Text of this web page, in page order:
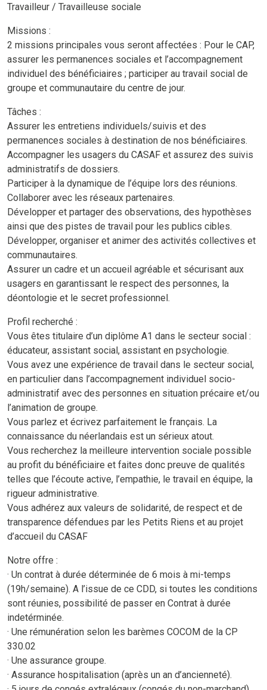
Travailleur / Travailleuse sociale
Missions :
2 missions principales vous seront affectées : Pour le CAP,
assurer les permanences sociales et l’accompagnement
individuel des bénéficiaires ; participer au travail social de
groupe et communautaire du centre de jour.
Tâches :
Assurer les entretiens individuels/suivis et des
permanences sociales à destination de nos bénéficiaires.
Accompagner les usagers du CASAF et assurez des suivis
administratifs de dossiers.
Participer à la dynamique de l’équipe lors des réunions.
Collaborer avec les réseaux partenaires.
Développer et partager des observations, des hypothèses
ainsi que des pistes de travail pour les publics cibles.
Développer, organiser et animer des activités collectives et
communautaires.
Assurer un cadre et un accueil agréable et sécurisant aux
usagers en garantissant le respect des personnes, la
déontologie et le secret professionnel.
Profil recherché :
Vous êtes titulaire d’un diplôme A1 dans le secteur social :
éducateur, assistant social, assistant en psychologie.
Vous avez une expérience de travail dans le secteur social,
en particulier dans l’accompagnement individuel socio-
administratif avec des personnes en situation précaire et/ou
l’animation de groupe.
Vous parlez et écrivez parfaitement le français. La
connaissance du néerlandais est un sérieux atout.
Vous recherchez la meilleure intervention sociale possible
au profit du bénéficiaire et faites donc preuve de qualités
telles que l’écoute active, l’empathie, le travail en équipe, la
rigueur administrative.
Vous adhérez aux valeurs de solidarité, de respect et de
transparence défendues par les Petits Riens et au projet
d’accueil du CASAF
Notre offre :
· Un contrat à durée déterminée de 6 mois à mi-temps
(19h/semaine). A l’issue de ce CDD, si toutes les conditions
sont réunies, possibilité de passer en Contrat à durée
indetérminée.
· Une rémunération selon les barèmes COCOM de la CP
330.02
· Une assurance groupe.
· Assurance hospitalisation (après un an d’ancienneté).